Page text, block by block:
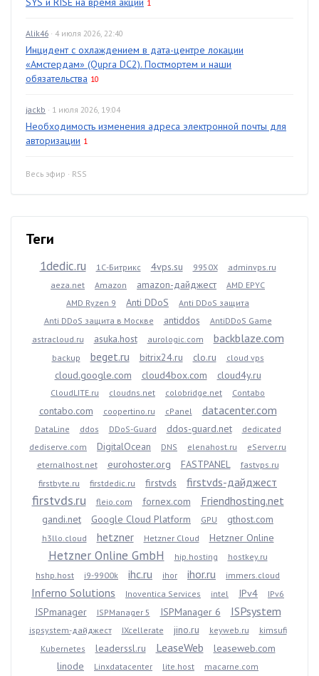
1
Alik46 · 4 июля 2026, 22:40
Инцидент с охлаждением в дата-центре локации
«Амстердам» (Qupra DC2). Постмортем и наши
обязательства 10
jackb · 1 июля 2026, 19:04
Необходимость изменения адреса электронной почты для
авторизации 1
Весь эфир · RSS
Теги
1dedic.ru 1С-Битрикс 4vps.su 9950X
adminvps.ru
aeza.net
Amazon amazon-дайджест
AMD EPYC
AMD Ryzen 9
Anti DDoS
Anti DDoS защита
Anti DDoS защита в Москве
antiddos
AntiDDoS Game
astracloud.ru
asuka.host aurologic.com backblaze.com
backup beget.ru bitrix24.ru clo.ru cloud vps
cloud.google.com cloud4box.com cloud4y.ru
CloudLITE.ru cloudns.net colobridge.net Contabo
contabo.com coopertino.ru cPanel datacenter.com
DataLine ddos DDoS-Guard ddos-guard.net
dedicated
dediserve.com
DigitalOcean DNS elenahost.ru
eServer.ru
eternalhost.net
eurohoster.org FASTPANEL
fastvps.ru
firstbyte.ru
firstdedic.ru firstvds firstvds-дайджест
firstvds.ru fleio.com fornex.com Friendhosting.net
gandi.net Google Cloud Platform GPU gthost.com
h3llo.cloud hetzner Hetzner Cloud Hetzner Online
Hetzner Online GmbH hip.hosting
hostkey.ru
hshp.host
i9-9900k ihc.ru ihor ihor.ru immers.cloud
Inferno Solutions Inoventica Services intel IPv4 IPv6
ISPmanager ISPManager 5 ISPManager 6 ISPsystem
ispsystem-дайджест IXcellerate jino.ru keyweb.ru
kimsufi
Kubernetes
leaderssl.ru LeaseWeb
leaseweb.com
linode
Linxdatacenter lite.host
macarne.com